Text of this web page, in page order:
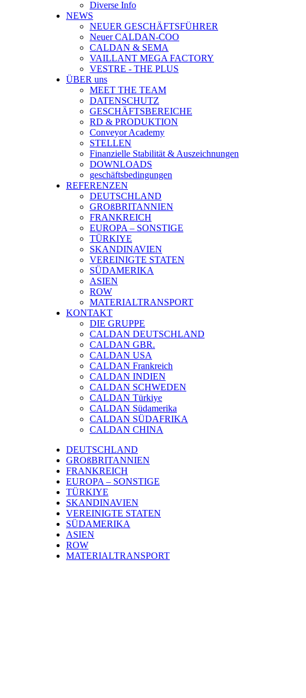
Diverse Info
NEWS
NEUER GESCHÄFTSFÜHRER
Neuer CALDAN-COO
CALDAN & SEMA
VAILLANT MEGA FACTORY
VESTRE - THE PLUS
ÜBER uns
MEET THE TEAM
DATENSCHUTZ
GESCHÄFTSBEREICHE
RD & PRODUKTION
Conveyor Academy
STELLEN
Finanzielle Stabilität & Auszeichnungen
DOWNLOADS
geschäftsbedingungen
REFERENZEN
DEUTSCHLAND
GROßBRITANNIEN
FRANKREICH
EUROPA – SONSTIGE
TÜRKIYE
SKANDINAVIEN
VEREINIGTE STATEN
SÜDAMERIKA
ASIEN
ROW
MATERIALTRANSPORT
KONTAKT
DIE GRUPPE
CALDAN DEUTSCHLAND
CALDAN GBR.
CALDAN USA
CALDAN Frankreich
CALDAN INDIEN
CALDAN SCHWEDEN
CALDAN Türkiye
CALDAN Südamerika
CALDAN SÜDAFRIKA
CALDAN CHINA
DEUTSCHLAND
GROßBRITANNIEN
FRANKREICH
EUROPA – SONSTIGE
TÜRKIYE
SKANDINAVIEN
VEREINIGTE STATEN
SÜDAMERIKA
ASIEN
ROW
MATERIALTRANSPORT